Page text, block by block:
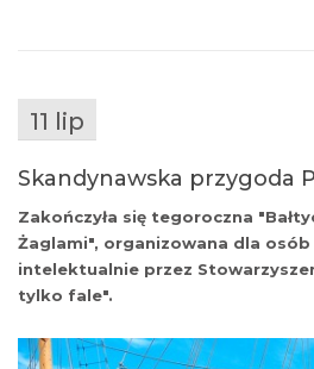
11 lip
Skandynawska przygoda
Zakończyła się tegoroczna
Żaglami", organizowana dla osób
intelektualnie przez
tylko fale".